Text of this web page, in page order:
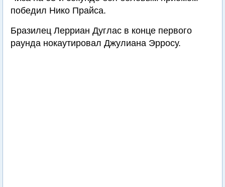
победил Нико Прайса.
Бразилец Лерриан Дуглас в конце первого
раунда нокаутировал Джулиана Эрросу.